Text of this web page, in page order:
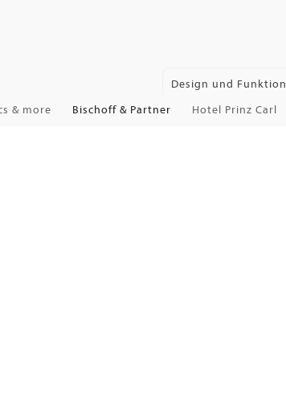
Design und Funktion
& more
Bischoff & Partner Hotel Prinz Carl